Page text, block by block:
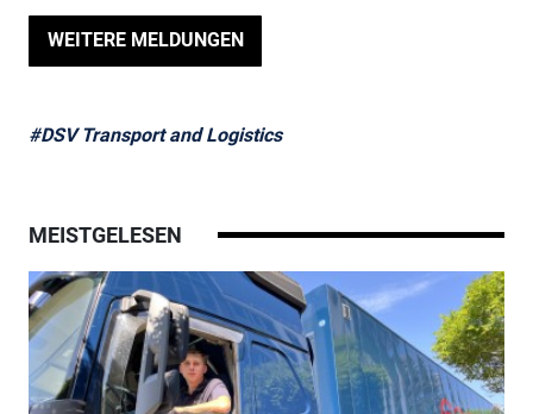
WEITERE MELDUNGEN
#DSV Transport and Logistics
MEISTGELESEN